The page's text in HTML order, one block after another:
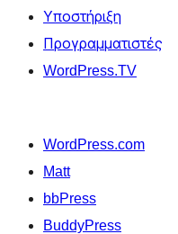
Υποστήριξη
Προγραμματιστές
WordPress.TV
WordPress.com
Matt
bbPress
BuddyPress